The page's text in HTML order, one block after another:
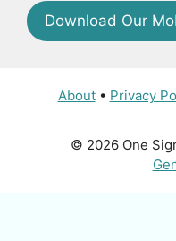
Download Our
About• Privacy
© 2026 One